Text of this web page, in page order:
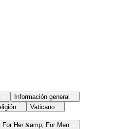
Información general
Vaticano
For Her &amp; For Men